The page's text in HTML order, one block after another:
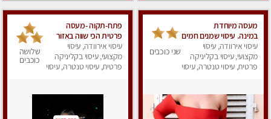
מעסה מיוחדת
במינה. עיסוי שמנים חמים
עיסוי אירוודה, עיסוי
מקצועי, עיסוי בקליניקה
פרטית, עיסוי טנטרה, עיסוי
שני כוכבים
פתח-תקוה -מעסה
פרטית הכי שווה באזור
המרכז!!!
עיסוי אירוודה, עיסוי
מקצועי, עיסוי בקליניקה
פרטית, עיסוי טנטרה, עיסוי
שלושה
כוכבים